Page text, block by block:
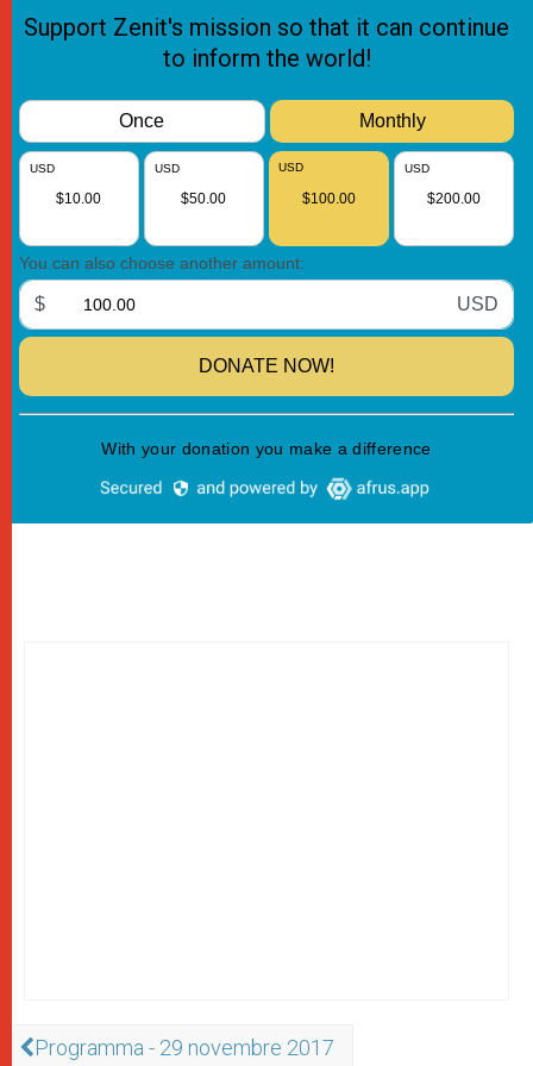
Programma - 29 novembre 2017